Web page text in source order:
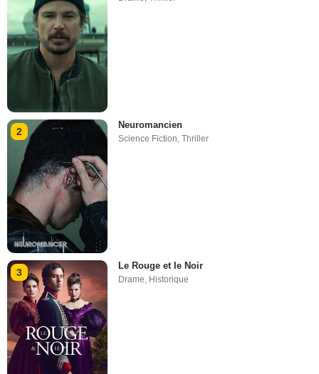
2
Neuromancien
Science Fiction,Thriller
3
Le Rouge et le Noir
Drame, Historique